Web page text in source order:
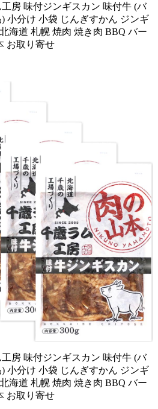
房 味付ジンギスカン 味付牛 (バ
小分け 小袋 じんぎすかん ジンギ
海道 札幌 焼肉 焼き肉 BBQ バー
お取り寄せ
房 味付ジンギスカン 味付牛 (バ
小分け 小袋 じんぎすかん ジンギ
海道 札幌 焼肉 焼き肉 BBQ バー
お取り寄せ